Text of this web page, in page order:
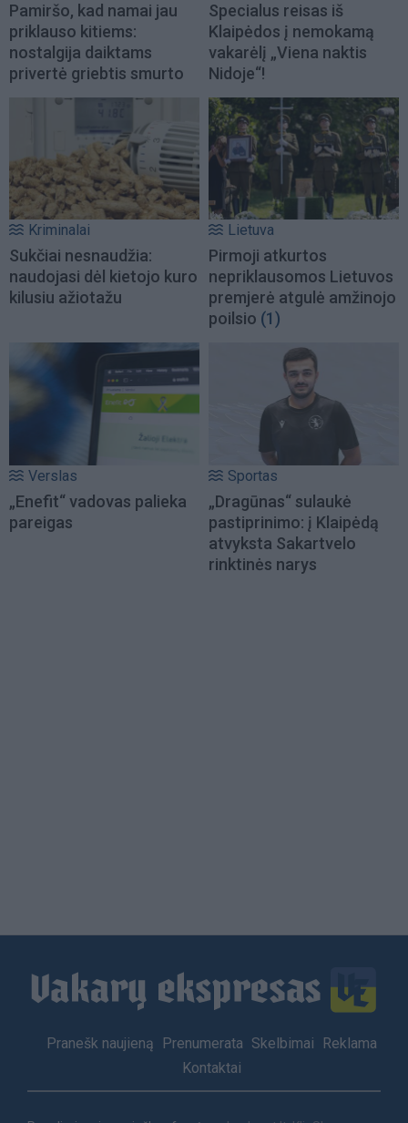
Pamiršo, kad namai jau
priklauso kitiems:
nostalgija daiktams
privertė griebtis smurto
Specialus reisas iš
Klaipėdos į nemokamą
vakarėlį „Viena naktis
Nidoje“!
Kriminalai
Sukčiai nesnaudžia:
naudojasi dėl kietojo kuro
kilusiu ažiotažu
Lietuva
Pirmoji atkurtos
nepriklausomos Lietuvos
premjerė atgulė amžinojo
poilsio (1)
Verslas
„Enefit“ vadovas palieka
pareigas
Sportas
„Dragūnas“ sulaukė
pastiprinimo: į Klaipėdą
atvyksta Sakartvelo
rinktinės narys
Footer
Pranešk naujieną Prenumerata Skelbimai
Reklama
Kontaktai